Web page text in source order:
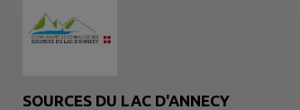
SOURCES DU LAC D'ANNECY